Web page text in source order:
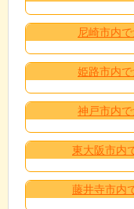
尼崎市内
姫路市内
神戸市内
東大阪市内
藤井寺市内